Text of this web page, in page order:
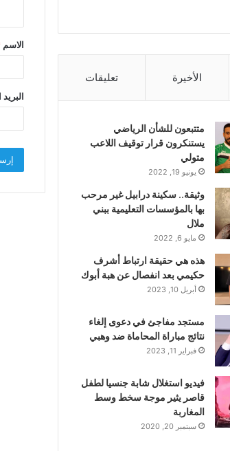
ق
*
الاسم
الأخيرة تعليقات
متتبعون للشأن الرياضي
يستنكرون قرار توقيف اللاعب
متولي
يونيو 19, 2022
وثيقة.. سكينة درابيل غير مرحب
بها بالمؤسسات التعليمية ببني
ملال
مايو 6, 2022
هذه هي حقيقة ارتباط أشرف
حكيمي بعد انفصال عن هبة أبوك
أبريل 10, 2023
مستجد مفاجئ في دعوى إلغاء
نتائج مباراة المحاماة ضد وهبي
فبراير 11, 2023
فيديو استغلال شابة جنسيا لطفل
قاصر يثير موجة سخط وسط
المغاربة
سبتمبر 20, 2020